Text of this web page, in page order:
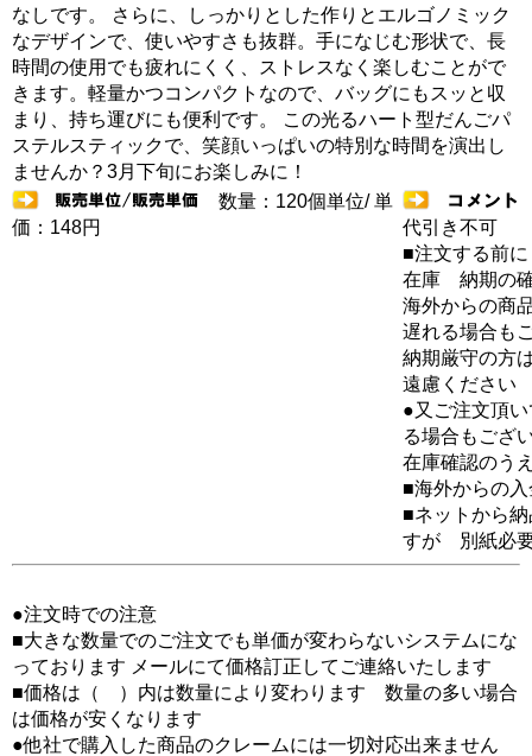
なしです。 さらに、しっかりとした作りとエルゴノミック
なデザインで、使いやすさも抜群。手になじむ形状で、長
時間の使用でも疲れにくく、ストレスなく楽しむことがで
きます。軽量かつコンパクトなので、バッグにもスッと収
まり、持ち運びにも便利です。 この光るハート型だんごパ
ステルスティックで、笑顔いっぱいの特別な時間を演出し
ませんか？3月下旬にお楽しみに！
数量：120個単位/ 単
価：148円
代引き不可
■注文する前に
在庫 納期の
海外からの商
遅れる場合も
納期厳守の方
遠慮ください
●又ご注文頂
る場合もござ
在庫確認のう
■海外からの
■ネットから
すが 別紙必
●注文時での注意
■大きな数量でのご注文でも単価が変わらないシステムにな
っております メールにて価格訂正してご連絡いたします
■価格は（ ）内は数量により変わります 数量の多い場合
は価格が安くなります
●他社で購入した商品のクレームには一切対応出来ません